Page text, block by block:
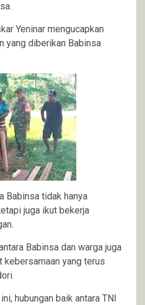
Yeninar mengucapkan
yang diberikan Babinsa
Babinsa tidak hanya
juga ikut bekerja
Babinsa dan warga juga
kebersamaan yang terus
hubungan baik antara TNI